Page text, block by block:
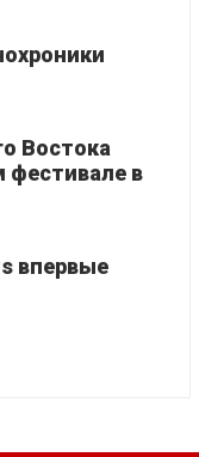
Востока
фестивале в
впервые